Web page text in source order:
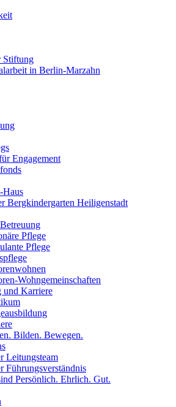
Stiftung
in Berlin-Marzahn
Engagement
Haus
Bergkindergarten Heiligenstadt
Pflege
Pflege
Wohn­ge­mein­schaf­ten
und Karriere
Bilden. Bewegen.
Leitungsteam
Führungsverständnis
Persönlich. Ehrlich. Gut.